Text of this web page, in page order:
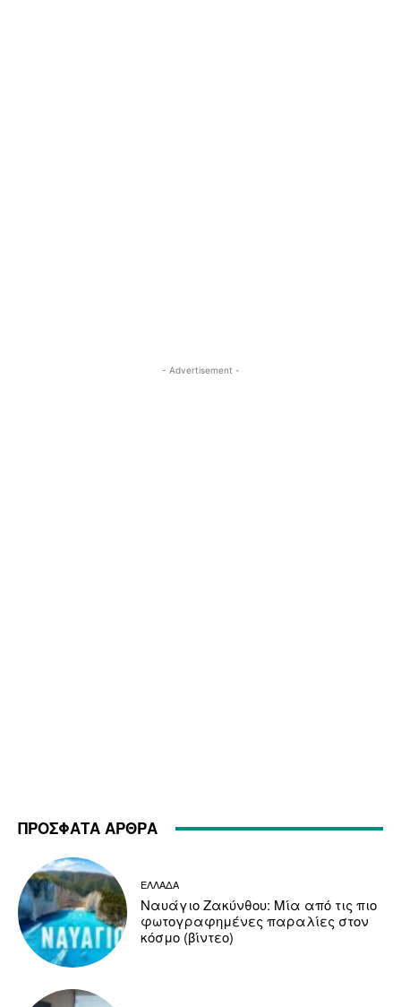
- Advertisement -
ΠΡΟΣΦΑΤΑ ΑΡΘΡΑ
ΕΛΛΑΔΑ
Ναυάγιο Ζακύνθου: Μία από τις πιο
φωτογραφημένες παραλίες στον
κόσμο (βίντεο)